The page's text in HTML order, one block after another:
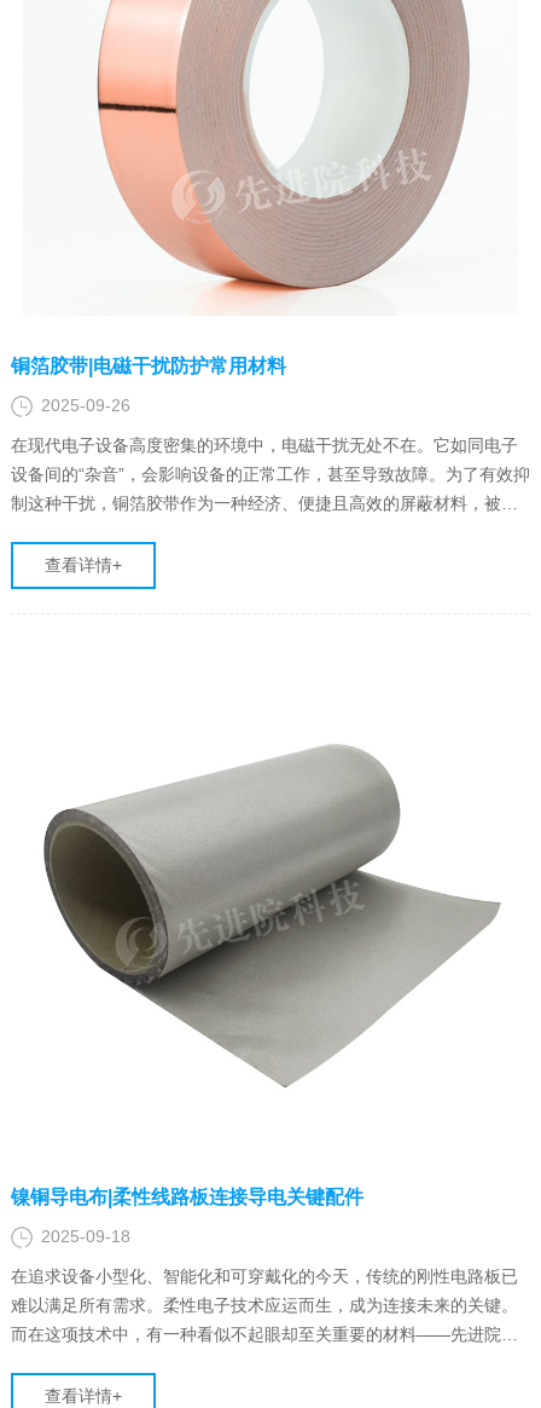
铜箔胶带|电磁干扰防护常用材料
2025-09-26
在现代电子设备高度密集的环境中，电磁干扰无处不在。它如同电子
设备间的“杂音”，会影响设备的正常工作，甚至导致故障。为了有效抑
制这种干扰，铜箔胶带作为一种经济、便捷且高效的屏蔽材料，被广
查看详情+
镍铜导电布|柔性线路板连接导电关键配件
2025-09-18
在追求设备小型化、智能化和可穿戴化的今天，传统的刚性电路板已
难以满足所有需求。柔性电子技术应运而生，成为连接未来的关键。
而在这项技术中，有一种看似不起眼却至关重要的材料——先进院
确保了电子信号在弯曲、折叠的设备中依然能稳定传输，是柔性线路
查看详情+